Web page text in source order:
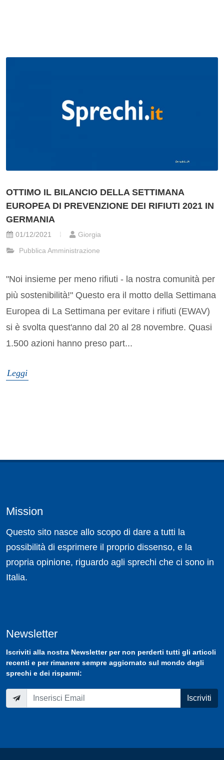
OTTIMO IL BILANCIO DELLA SETTIMANA
EUROPEA DI PREVENZIONE DEI RIFIUTI 2021 IN
GERMANIA
01/12/2021
Giorgia
Pubblica Amministrazione
"Noi insieme per meno rifiuti - la nostra comunità per
più sostenibilità!" Questo era il motto della Settimana
Europea di La Settimana per evitare i rifiuti (EWAV)
si è svolta quest'anno dal 20 al 28 novembre. Quasi
1.500 azioni hanno preso part...
Leggi
Mission
Questo sito nasce allo scopo di dare a tutti la
possibilità di esprimere il proprio dissenso, e la
propria opinione, riguardo agli sprechi che ci sono in
Italia.
Newsletter
Iscriviti alla nostra Newsletterper non perderti tutti gli articoli
recenti e per rimanere sempre aggiornato sul mondo degli
sprechi e dei risparmi:
Iscriviti